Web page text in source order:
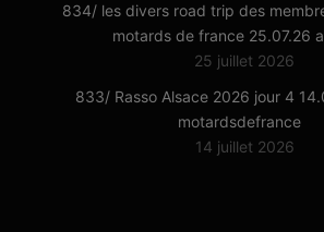
834/ les divers road trip des
motards de france 25.07.26
25 juillet 2026
833/ Rasso Alsace 2026 jour 4
motardsdefrance
14 juillet 2026